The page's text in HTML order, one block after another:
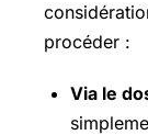
procéder :
Via le